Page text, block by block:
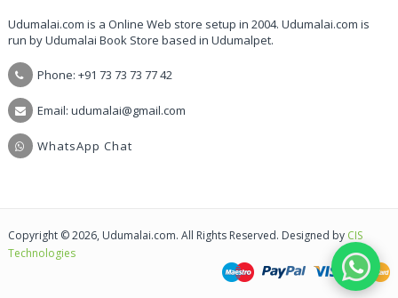
Udumalai.com is a Online Web store setup in 2004. Udumalai.com is
run by Udumalai Book Store based in Udumalpet.
Phone: +91 73 73 73 77 42
Email: udumalai@gmail.com
WhatsApp Chat
Copyright © 2026, Udumalai.com. All Rights Reserved. Designed by CIS
Technologies